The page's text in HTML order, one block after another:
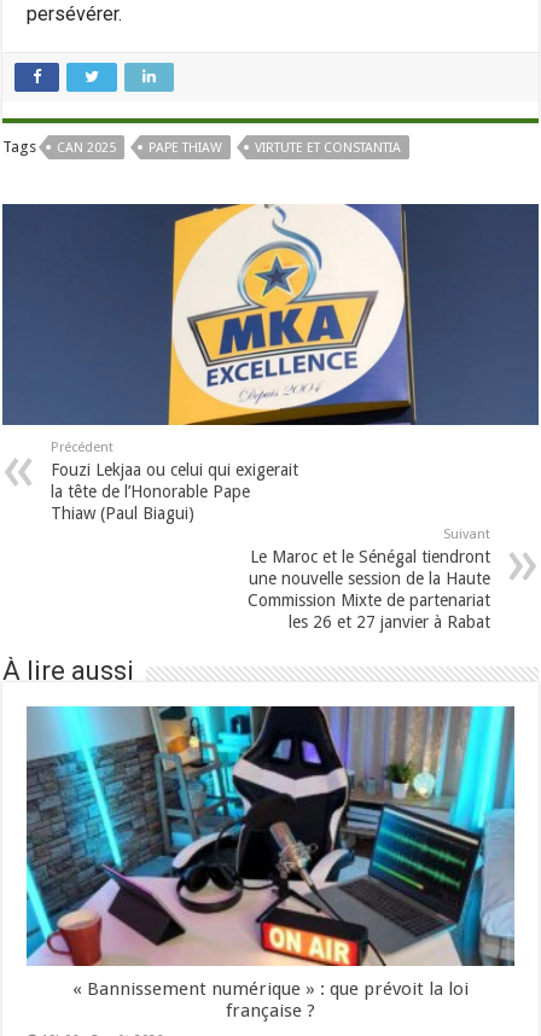
persévérer.
Tags CAN 2025 PAPE THIAW VIRTUTE ET CONSTANTIA
Précédent
Fouzi Lekjaa ou celui qui exigerait
la tête de l’Honorable Pape
Thiaw (Paul Biagui)
Suivant
Le Maroc et le Sénégal tiendront
une nouvelle session de la Haute
Commission Mixte de partenariat
les 26 et 27 janvier à Rabat
À lire aussi
« Bannissement numérique » : que prévoit la loi
française ?